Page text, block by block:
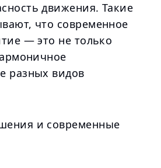
движения. Такие
что современное
— это не только
разных видов
и современные